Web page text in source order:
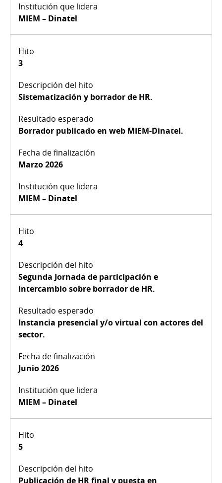
MIEM – Dinatel
3
Sistematización y borrador de HR.
Borrador publicado en web MIEM-Dinatel.
Marzo 2026
MIEM – Dinatel
4
Segunda Jornada de participación e
intercambio sobre borrador de HR.
Instancia presencial y/o virtual con actores del
sector.
Junio 2026
MIEM – Dinatel
5
Publicación de HR final y puesta en